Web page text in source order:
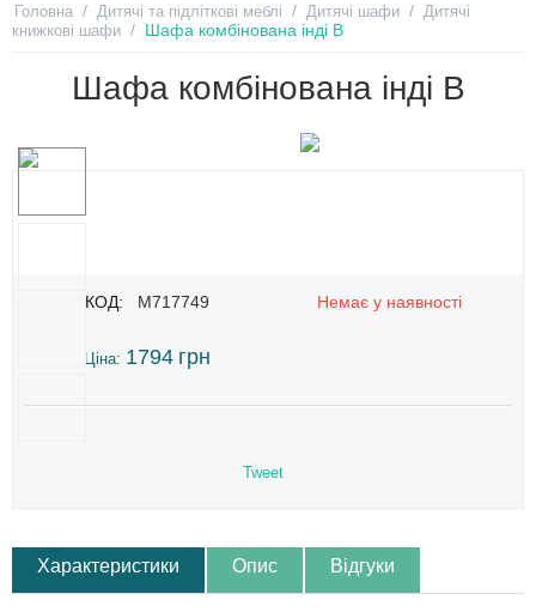
Головна / Дитячі та підліткові меблі / Дитячі шафи / Дитячі
книжкові шафи / Шафа комбінована інді B
Шафа комбінована інді B
КОД: M717749 Немає у наявності
Ціна: 1794 грн
Tweet
Характеристики Опис Відгуки